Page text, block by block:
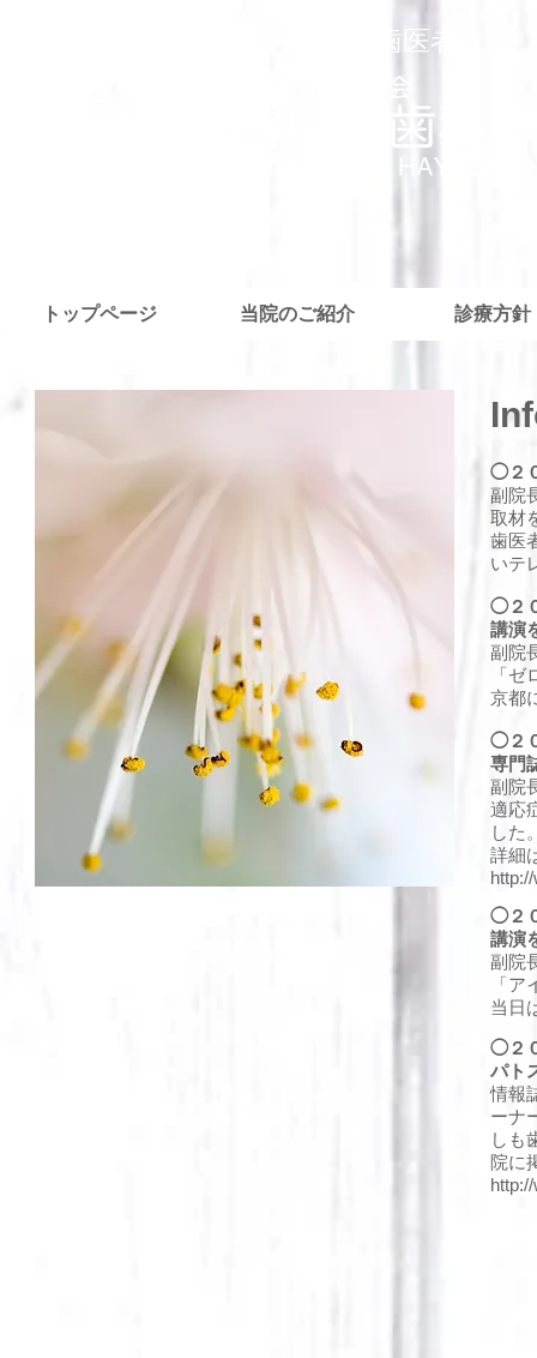
外苑前・青山の歯医者さん
トップページ 当院のご紹介 診療方針
◯２
副院
取材
歯医
いテ
◯２
講演
副院
「
京都
◯２
専門
副院
適応
した
詳細
◯２
講演
副院
「
当日
◯２
パト
情報
ーナ
しも
院に